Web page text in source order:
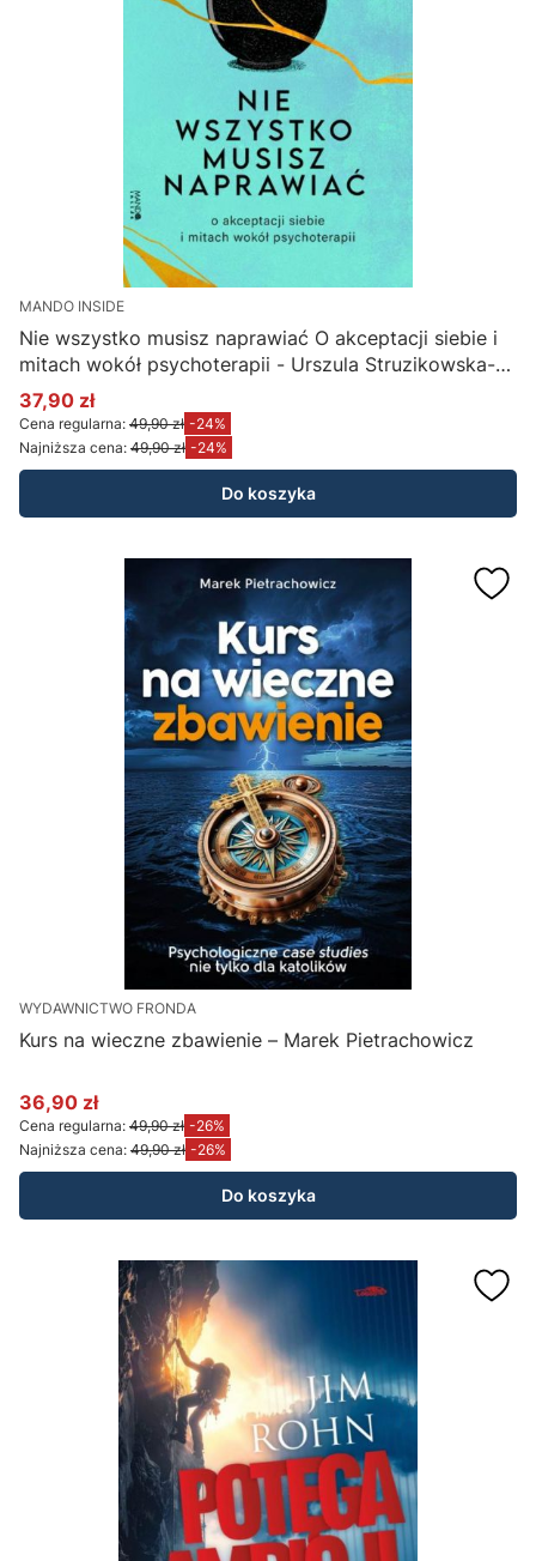
MANDO INSIDE
Nie wszystko musisz naprawiać O akceptacji siebie i
mitach wokół psychoterapii - Urszula Struzikowska-
Marynicz
Cena promocyjna
37,90 zł
Cena regularna: 49,90 zł -24%
Najniższa cena: 49,90 zł -24%
Do koszyka
WYDAWNICTWO FRONDA
Kurs na wieczne zbawienie – Marek Pietrachowicz
Cena promocyjna
36,90 zł
Cena regularna: 49,90 zł -26%
Najniższa cena: 49,90 zł -26%
Do koszyka